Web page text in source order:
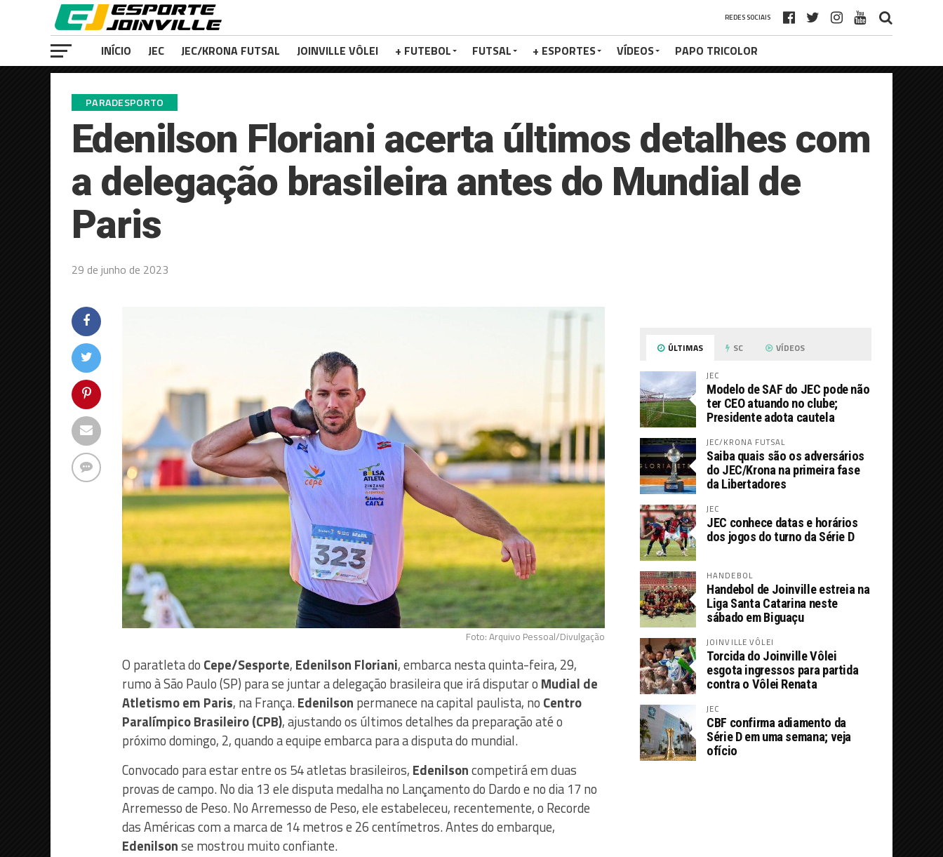
REDES SOCIAIS
INÍCIO JEC JEC/KRONA FUTSAL JOINVILLE VÔLEI + FUTEBOL FUTSAL + ESPORTES VÍDEOS PAPO TRICOLOR
PARADESPORTO
Edenilson Floriani acerta últimos detalhes com
a delegação brasileira antes do Mundial de
Paris
29 de junho de 2023
Foto: Arquivo Pessoal/Divulgação
O paratleta do Cepe/Sesporte, Edenilson Floriani, embarca nesta quinta-feira, 29,
rumo à São Paulo (SP) para se juntar a delegação brasileira que irá disputar o Mudial de
Atletismo em Paris, na França.Edenilson permanece na capital paulista, no Centro
Paralímpico Brasileiro (CPB), ajustando os últimos detalhes da preparação até o
próximo domingo, 2, quando a equipe embarca para a disputa do mundial.
Convocado para estar entre os 54 atletas brasileiros, Edenilsoncompetirá em duas
provas de campo. No dia 13 ele disputa medalha no Lançamento do Dardo e no dia 17 no
Arremesso de Peso. No Arremesso de Peso, ele estabeleceu, recentemente, o Recorde
das Américas com a marca de 14 metros e 26 centímetros. Antes do embarque,
Edenilsonse mostrou muito confiante.
ÚLTIMAS SC VÍDEOS
JEC
Modelo de SAF do JEC pode não
ter CEO atuando no clube;
Presidente adota cautela
JEC/KRONA FUTSAL
Saiba quais são os adversários
do JEC/Krona na primeira fase
da Libertadores
JEC
JEC conhece datas e horários
dos jogos do turno da Série D
HANDEBOL
Handebol de Joinville estreia na
Liga Santa Catarina neste
sábado em Biguaçu
JOINVILLE VÔLEI
Torcida do Joinville Vôlei
esgota ingressos para partida
contra o Vôlei Renata
JEC
CBF confirma adiamento da
Série D em uma semana; veja
ofício